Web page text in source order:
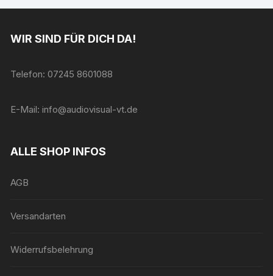
WIR SIND FÜR DICH DA!
Telefon: 07245 8601088
E-Mail: info@audiovisual-vt.de
ALLE SHOP INFOS
AGB
Versandarten
Widerrufsbelehrung